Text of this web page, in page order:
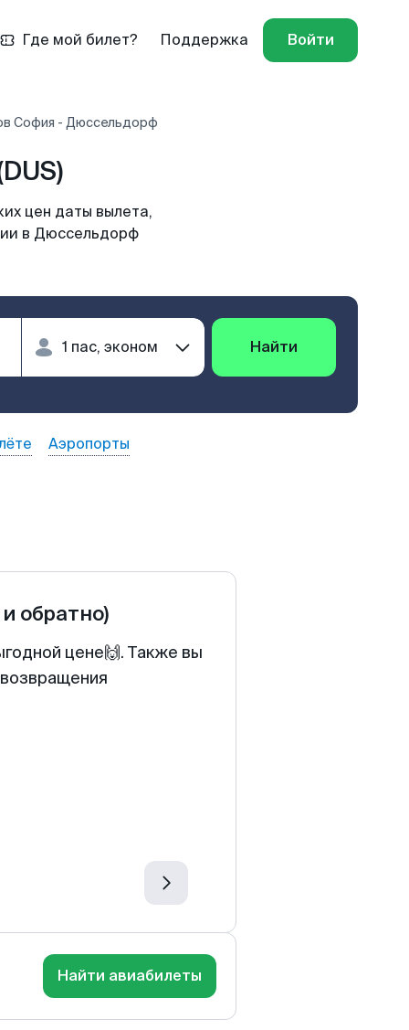
Где мой билет? Поддержка Войти
София - Дюссельдорф
цен даты вылета,
в Дюссельдорф
Найти
Аэропорты
обратно)
цене🙌. Также вы
Найти авиабилеты